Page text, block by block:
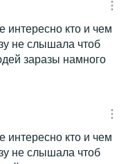
интересно кто и чем
не слышала чтоб
заразы намного
интересно кто и чем
не слышала чтоб